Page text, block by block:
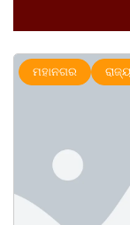
ଅପରାଧ ରାଜ୍ୟ